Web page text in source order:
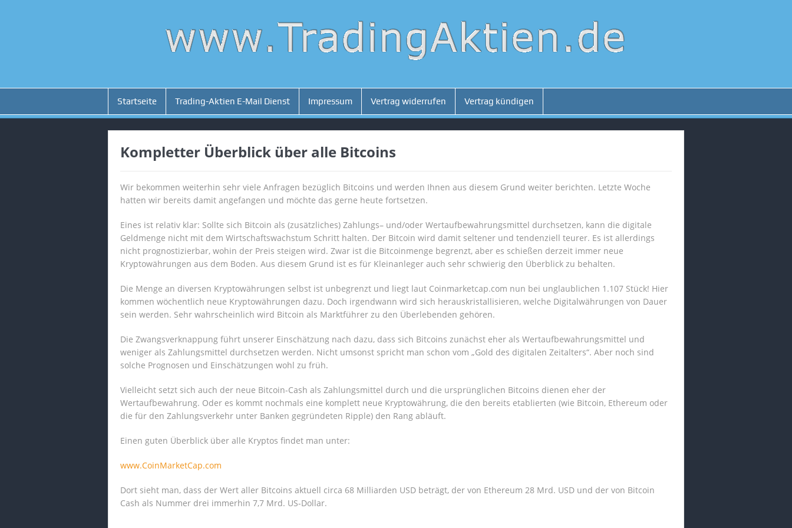
Startseite Trading-Aktien E-Mail Dienst Impressum Vertrag widerrufen Vertrag kündigen
Kompletter Überblick über alle Bitcoins
Wir bekommen weiterhin sehr viele Anfragen bezüglich Bitcoins und werden Ihnen aus diesem Grund weiter berichten. Letzte Woche
hatten wir bereits damit angefangen und möchte das gerne heute fortsetzen.
Eines ist relativ klar: Sollte sich Bitcoin als (zusätzliches) Zahlungs– und/oder Wertaufbewahrungsmittel durchsetzen, kann die digitale
Geldmenge nicht mit dem Wirtschaftswachstum Schritt halten. Der Bitcoin wird damit seltener und tendenziell teurer. Es ist allerdings
nicht prognostizierbar, wohin der Preis steigen wird. Zwar ist die Bitcoinmenge begrenzt, aber es schießen derzeit immer neue
Kryptowährungen aus dem Boden. Aus diesem Grund ist es für Kleinanleger auch sehr schwierig den Überblick zu behalten.
Die Menge an diversen Kryptowährungen selbst ist unbegrenzt und liegt laut Coinmarketcap.com nun bei unglaublichen 1.107 Stück! Hier
kommen wöchentlich neue Kryptowährungen dazu. Doch irgendwann wird sich herauskristallisieren, welche Digitalwährungen von Dauer
sein werden. Sehr wahrscheinlich wird Bitcoin als Marktführer zu den Überlebenden gehören.
Die Zwangsverknappung führt unserer Einschätzung nach dazu, dass sich Bitcoins zunächst eher als Wertaufbewahrungsmittel und
weniger als Zahlungsmittel durchsetzen werden. Nicht umsonst spricht man schon vom „Gold des digitalen Zeitalters“. Aber noch sind
solche Prognosen und Einschätzungen wohl zu früh.
Vielleicht setzt sich auch der neue Bitcoin-Cash als Zahlungsmittel durch und die ursprünglichen Bitcoins dienen eher der
Wertaufbewahrung. Oder es kommt nochmals eine komplett neue Kryptowährung, die den bereits etablierten (wie Bitcoin, Ethereum oder
die für den Zahlungsverkehr unter Banken gegründeten Ripple) den Rang abläuft.
Einen guten Überblick über alle Kryptos findet man unter:
www.CoinMarketCap.com
Dort sieht man, dass der Wert aller Bitcoins aktuell circa 68 Milliarden USD beträgt, der von Ethereum 28 Mrd. USD und der von Bitcoin
Cash als Nummer drei immerhin 7,7 Mrd. US-Dollar.